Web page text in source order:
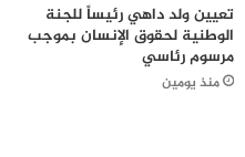
تعيين ولد داهي رئيساً للجنة
الوطنية لحقوق الإنسان بموجب
مرسوم رئاسي
منذ يومين